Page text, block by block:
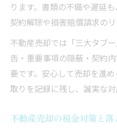
ります。書類の不備や遅延
契約解除や損害賠償請求のリ
不動産売却では「三大タブ
告・重要事項の隠蔽・契約
要です。安心して売却を進
取りを記録に残し、誠実な対
不動産売却の税金対策と